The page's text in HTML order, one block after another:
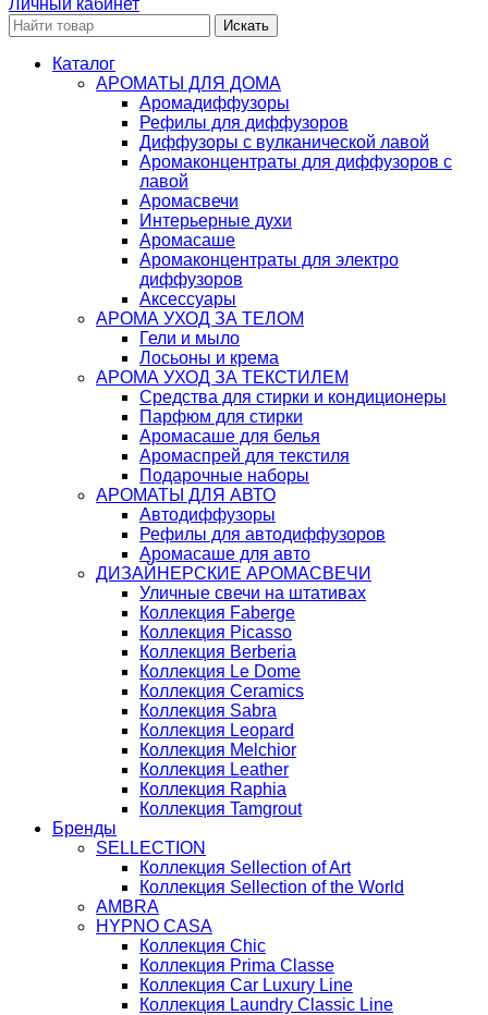
Искать
Каталог
АРОМАТЫ ДЛЯ ДОМА
Аромадиффузоры
Рефилы для диффузоров
Диффузоры с вулканической лавой
Аромаконцентраты для диффузоров с
лавой
Аромасвечи
Интерьерные духи
Аромасаше
Аромаконцентраты для электро
диффузоров
Аксессуары
АРОМА УХОД ЗА ТЕЛОМ
Гели и мыло
Лосьоны и крема
АРОМА УХОД ЗА ТЕКСТИЛЕМ
Средства для стирки и кондиционеры
Парфюм для стирки
Аромасаше для белья
Аромаспрей для текстиля
Подарочные наборы
АРОМАТЫ ДЛЯ АВТО
Автодиффузоры
Рефилы для автодиффузоров
Аромасаше для авто
ДИЗАЙНЕРСКИЕ АРОМАСВЕЧИ
Уличные свечи на штативах
Коллекция Faberge
Коллекция Picasso
Коллекция Berberia
Коллекция Le Dome
Коллекция Ceramics
Коллекция Sabra
Коллекция Leopard
Коллекция Melchior
Коллекция Leather
Коллекция Raphia
Коллекция Tamgrout
Бренды
SELLECTION
Коллекция Sellection of Art
Коллекция Sellection of the World
AMBRA
HYPNO CASA
Коллекция Chic
Коллекция Prima Classe
Коллекция Car Luxury Line
Коллекция Laundry Classic Line